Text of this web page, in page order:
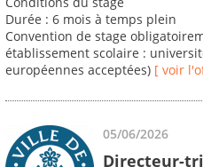
Durée : 6 mois à temps plein
Convention de stage
établissement scolaire :
européennes acceptées) [ voir
05/06/2026
Directeur-